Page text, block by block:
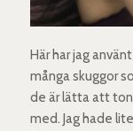
Här har jag
många skuggor
de är lätta att
med. Jag hade